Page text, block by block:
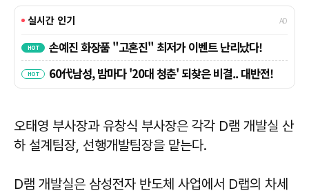
오태영 부사장과 유창식 부사장은 각각 D램 개발실 산
하 설계팀장, 선행개발팀장을 맡는다.
D램 개발실은 삼성전자 반도체 사업에서 D랩의 차세